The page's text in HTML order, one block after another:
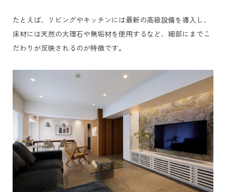
たとえば、リビングやキッチンには最新の高級設備を導入し、
床材には天然の大理石や無垢材を使用するなど、細部にまでこ
だわりが反映されるのが特徴です。